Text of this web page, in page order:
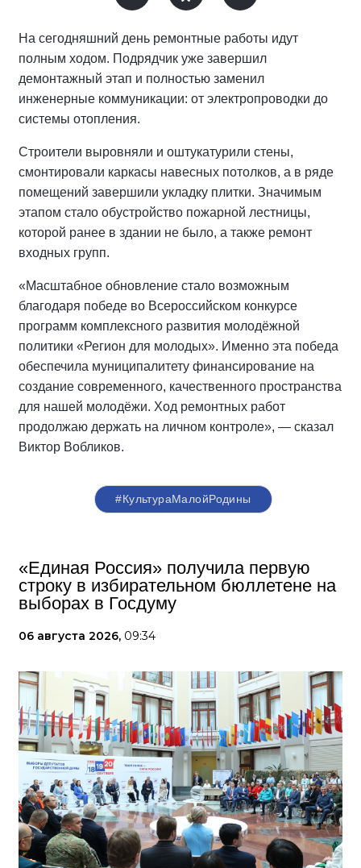
На сегодняшний день ремонтные работы идут
полным ходом. Подрядчик уже завершил
демонтажный этап и полностью заменил
инженерные коммуникации: от электропроводки до
системы отопления.
Строители выровняли и оштукатурили стены,
смонтировали каркасы навесных потолков, а в ряде
помещений завершили укладку плитки. Значимым
этапом стало обустройство пожарной лестницы,
которой ранее в здании не было, а также ремонт
входных групп.
«Масштабное обновление стало возможным
благодаря победе во Всероссийском конкурсе
программ комплексного развития молодёжной
политики «Регион для молодых». Именно эта победа
обеспечила муниципалитету финансирование на
создание современного, качественного пространства
для нашей молодёжи. Ход ремонтных работ
продолжаю держать на личном контроле», — сказал
Виктор Вобликов.
#КультураМалойРодины
«Единая Россия» получила первую
строку в избирательном бюллетене на
выборах в Госдуму
06 августа 2026, 09:34